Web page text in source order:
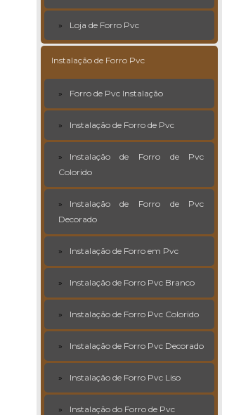
Loja de Forro Pvc
Instalação de Forro Pvc
Forro de Pvc Instalação
Instalação de Forro de Pvc
Instalação de Forro de Pvc
Colorido
Instalação de Forro de Pvc
Decorado
Instalação de Forro em Pvc
Instalação de Forro Pvc Branco
Instalação de Forro Pvc Colorido
Instalação de Forro Pvc Decorado
Instalação de Forro Pvc Liso
Instalação do Forro de Pvc